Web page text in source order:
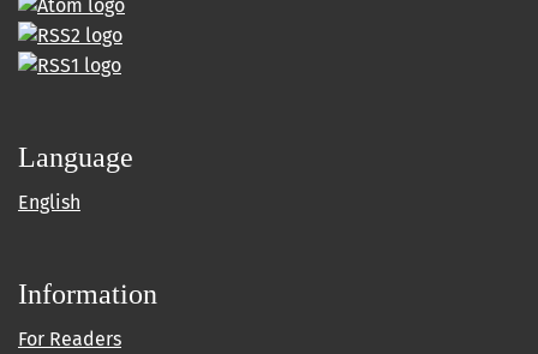
Language
English
Information
For Readers